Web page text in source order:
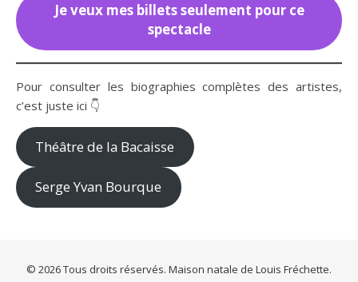
Je veux mes billets seulement pour ce
spectacle
Pour consulter les biographies complètes des artistes,
c’est juste ici 👇
Théâtre de la Bacaisse
Serge Yvan Bourque
© 2026 Tous droits réservés. Maison natale de Louis Fréchette.